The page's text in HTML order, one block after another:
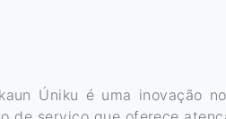
Úniku é uma inovação